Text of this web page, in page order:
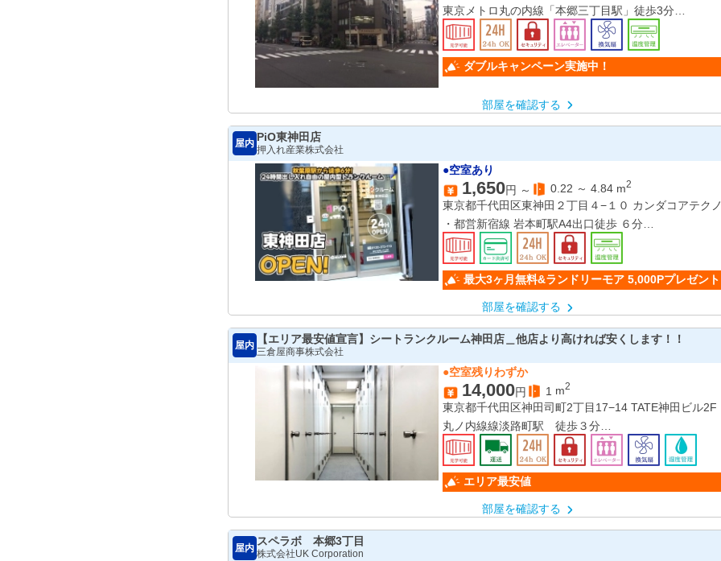
東京メトロ丸の内線「本郷三丁目駅」徒歩3分
都営大江戸線「本郷三丁目駅」徒歩3分
JR中央線「御茶ノ水駅」徒歩9分
ダブルキャンペーン実施中！
部屋を確認する
屋内
PiO東神田店
押入れ産業株式会社
●空室あり
1,650円 ～ 0.22 ～ 4.84 m2
東京都千代田区東神田２丁目４−１０ カンダコアテク
・都営新宿線 岩本町駅A4出口徒歩 ６分
・JR総武線、東京メトロ日比谷線 秋葉原駅 4番出口
・JR総武本線 馬喰町駅 C5出口徒歩7分
・JR総武線 浅草橋駅 西口徒歩7分
・都営新宿線 馬喰横山駅 A1出口徒歩8分
最大3ヶ月無料&ランドリーモア 5,000Pプレゼント
部屋を確認する
屋内
【エリア最安値宣言】シートランクルーム神田店＿他店より高ければ安くします！！
三倉屋商事株式会社
●空室残りわずか
14,000円 1 m2
東京都千代田区神田司町2丁目17−14 TATE神田ビル2F
丸ノ内線線淡路町駅 徒歩３分
都営新宿線線小川町駅 徒歩３分
各線神田駅 徒歩６分
エリア最安値
部屋を確認する
屋内
スペラボ 本郷3丁目
株式会社UK Corporation